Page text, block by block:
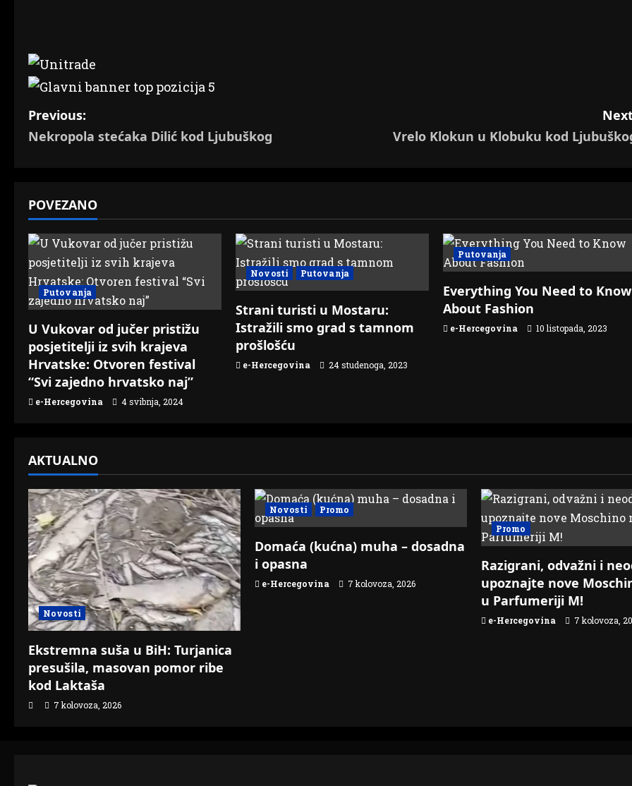
P
o
t
n
a
v
i
g
a
t
o
n
Previous:
Nekropola stećaka Dilić kod Ljubuškog
Vrelo Klokun u Klobuku kod
POVEZANO
Putovanja
U Vukovar od jučer pristižu
posjetitelji iz svih krajeva
Hrvatske: Otvoren festival
“Svi zajedno hrvatsko naj”
e-Hercegovina 4 svibnja, 2024
Novosti Putovanja
Strani turisti u Mostaru:
Istražili smo grad s tamnom
prošlošću
e-Hercegovina 24 studenoga, 2023
Putovanja
Everything You Need to Know
About Fashion
e-Hercegovina 10 listopada, 2023
AKTUALNO
Novosti
Ekstremna suša u BiH: Turjanica
presušila, masovan pomor ribe
kod Laktaša
7 kolovoza, 2026
Novosti Promo
Domaća (kućna) muha – dosadna
i opasna
e-Hercegovina 7 kolovoza, 2026
Promo
Razigrani, odvažni i
upoznajte nove
u Parfumeriji M!
e-Hercegovina 7 kolovoza,